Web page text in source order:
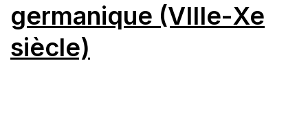
germanique (VIIIe-Xe
siècle)